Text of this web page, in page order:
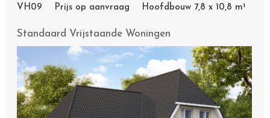
VH09 Prijs op aanvraag Hoofdbouw 7,8 x 10,8 m¹
Standaard Vrijstaande Woningen